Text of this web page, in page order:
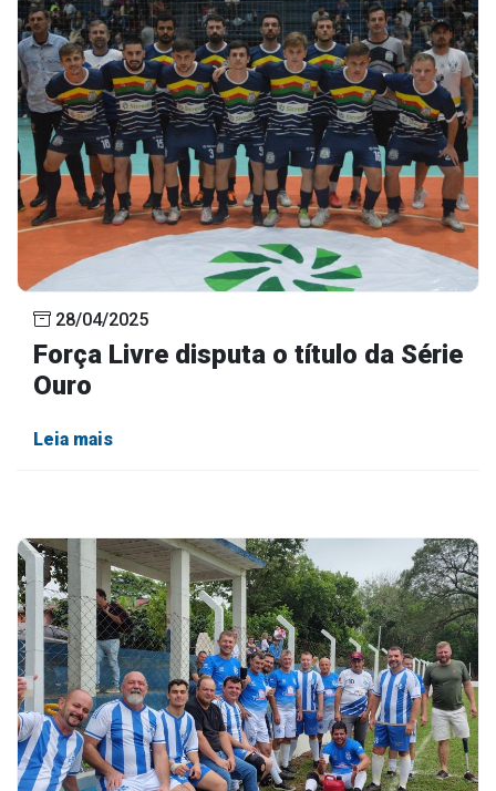
28/04/2025
Força Livre disputa o título da Série
Ouro
Leia mais